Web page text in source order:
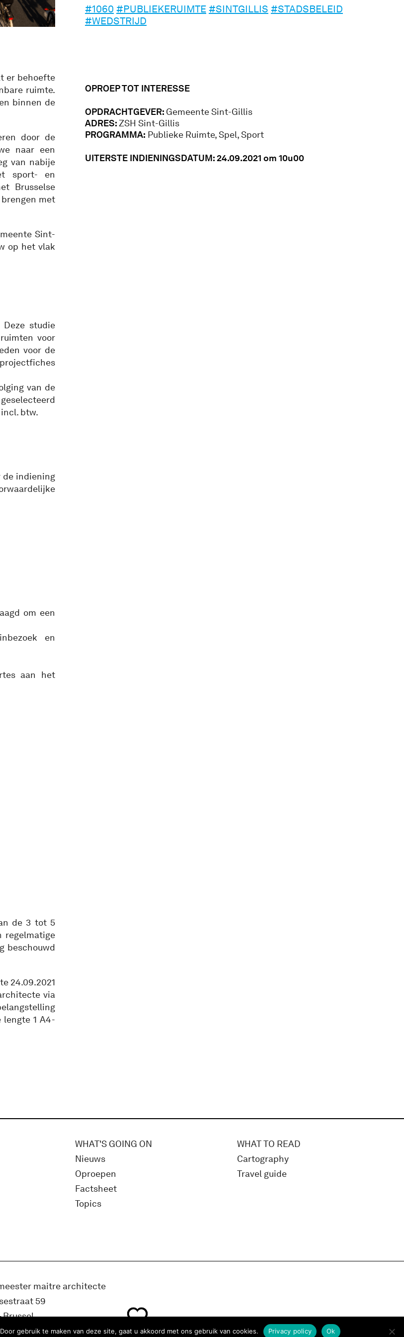
#1060 #PUBLIEKERUIMTE #SINTGILLIS #STADSBELEID
#WEDSTRIJD
er behoefte
ruimte.
binnen de
door de
naar een
van nabije
sport- en
Brusselse
met
Sint-
op het vlak
studie
voor
voor de
van de
btw.
de indiening
om een
en
aan het
de 3 tot 5
regelmatige
beschouwd
24.09.2021
via
lengte 1 A4-
OPROEP TOT INTERESSE
OPDRACHTGEVER: Gemeente Sint-Gillis
ADRES:ZSH Sint-Gillis
PROGRAMMA: Publieke Ruimte, Spel, Sport
UITERSTE INDIENINGSDATUM:24.09.2021 om 10u00
WHAT'S GOING ON
Nieuws
Oproepen
Factsheet
Topics
WHAT TO READ
Cartography
Travel guide
maitre architecte
59
Brussel
gebruik te maken van deze site, gaat u akkoord met ons gebruik van cookies. Ok
Privacy policy